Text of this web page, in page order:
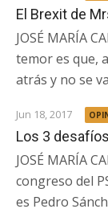
El Brexit de
JOSÉ MARÍA
temor es que,
atrás y no se
Jun 18, 2017
Los 3
JOSÉ MARÍA
congreso del
es Pedro